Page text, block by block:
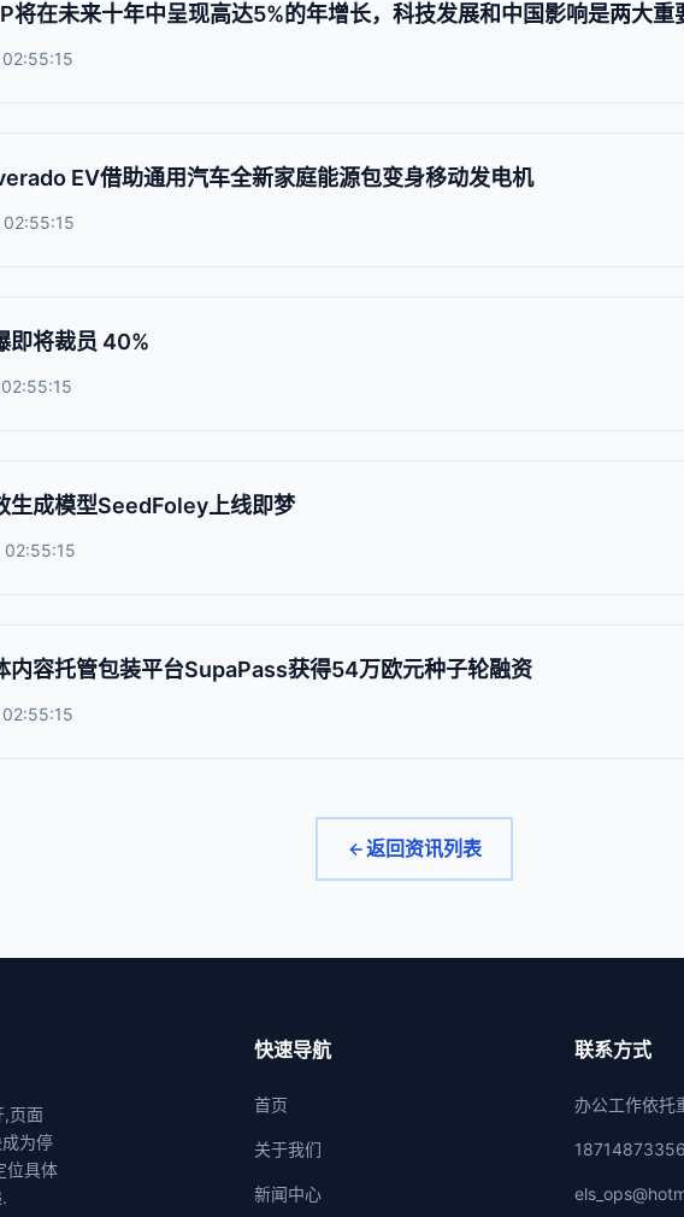
将在未来十年中呈现高达5%的年增长，科技发展和中国影响是两大重
EV借助通用汽车全新家庭能源包变身移动发电机
即将裁员 40%
生成模型SeedFoley上线即梦
内容托管包装平台SupaPass获得54万欧元种子轮融资
返回资讯列表
,页面
为停
位具体
快速导航
首页
关于我们
新闻中心
联系方式
办公工作依托